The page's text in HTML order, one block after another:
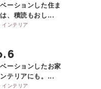
ーションした住ま
、積読もおし...
インテリア
ーションしたお家
テリアにも。...
インテリア